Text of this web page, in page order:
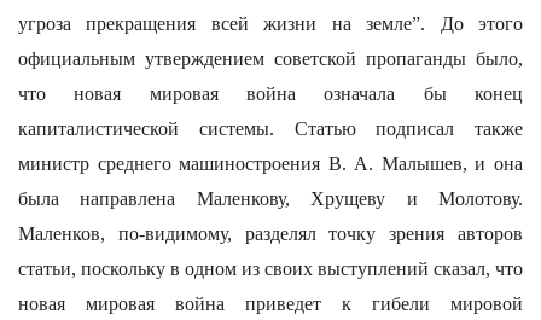
угроза прекращения всей жизни на земле”. До этого
официальным утверждением советской пропаганды было,
что новая мировая война означала бы конец
капиталистической системы. Статью подписал также
министр среднего машиностроения В. А. Малышев, и она
была направлена Маленкову, Хрущеву и Молотову.
Маленков, по-видимому, разделял точку зрения авторов
статьи, поскольку в одном из своих выступлений сказал, что
новая мировая война приведет к гибели мировой